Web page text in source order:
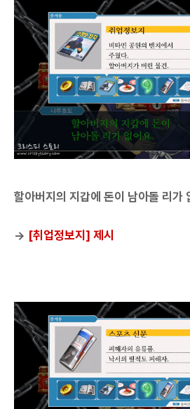
할아버지의 지갑에 돈이 남아돌 리가
→ [취업정보지] 제시